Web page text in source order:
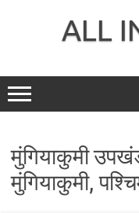
ALL
मुंगियाकुमी
मुंगियाकुमी,